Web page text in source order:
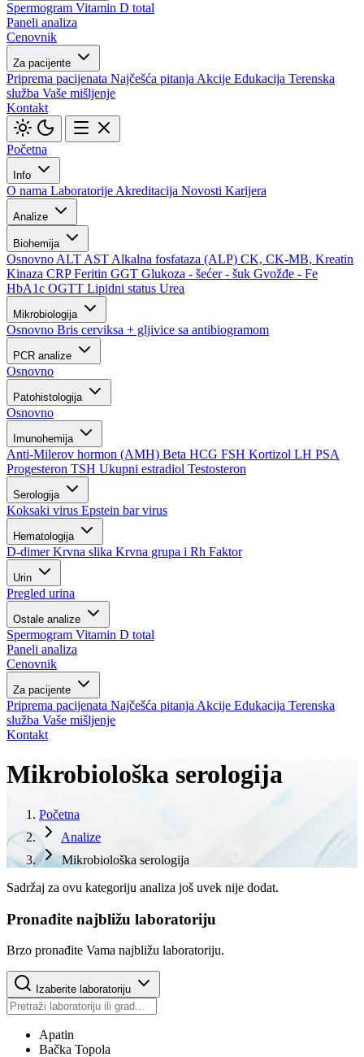
Spermogram Vitamin D total
Paneli analiza
Cenovnik
Za pacijente
Priprema pacijenata Najčešća pitanja Akcije Edukacija Terenska
služba Vaše mišljenje
Kontakt
Početna
Info
O nama Laboratorije Akreditacija Novosti Karijera
Analize
Biohemija
Osnovno ALT AST Alkalna fosfataza (ALP) CK, CK-MB, Kreatin
Kinaza CRPFeritin GGT Glukoza - šećer - šuk Gvožđe - Fe
HbA1c OGTT Lipidni status Urea
Mikrobiologija
Osnovno Bris cerviksa + gljivice sa antibiogramom
PCR analize
Osnovno
Patohistologija
Osnovno
Imunohemija
Anti-Milerov hormon (AMH) Beta HCG FSH Kortizol LH PSA
Progesteron TSH Ukupni estradiol Testosteron
Serologija
Koksaki virus Epstein bar virus
Hematologija
D-dimerKrvna slika Krvna grupa i Rh Faktor
Urin
Pregled urina
Ostale analize
Spermogram Vitamin D total
Paneli analiza
Cenovnik
Za pacijente
Priprema pacijenata Najčešća pitanja Akcije Edukacija Terenska
služba Vaše mišljenje
Kontakt
Mikrobiološka serologija
Početna
Analize
Mikrobiološka serologija
Sadržaj za ovu kategoriju analiza još uvek nije dodat.
Pronađite najbližu laboratoriju
Brzo pronađite Vama najbližu laboratoriju.
Izaberite laboratoriju
Apatin
Bačka Topola